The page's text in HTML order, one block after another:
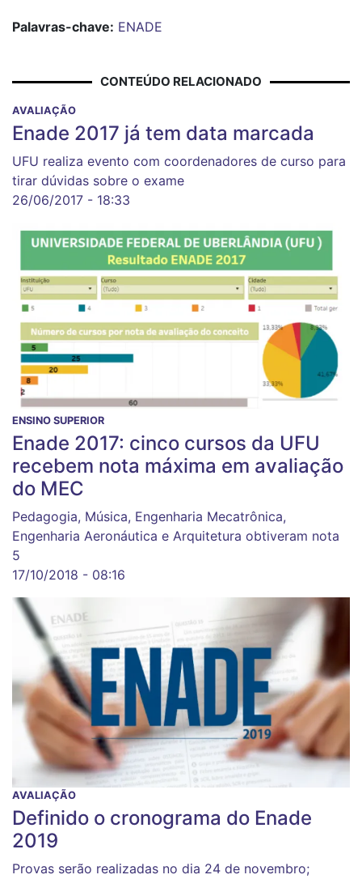
Palavras-chave: ENADE
CONTEÚDO RELACIONADO
AVALIAÇÃO
Enade 2017 já tem data marcada
UFU realiza evento com coordenadores de curso para
tirar dúvidas sobre o exame
26/06/2017 - 18:33
ENSINO SUPERIOR
Enade 2017: cinco cursos da UFU
recebem nota máxima em avaliação
do MEC
Pedagogia, Música, Engenharia Mecatrônica,
Engenharia Aeronáutica e Arquitetura obtiveram nota
5
17/10/2018 - 08:16
AVALIAÇÃO
Definido o cronograma do Enade
2019
Provas serão realizadas no dia 24 de novembro;